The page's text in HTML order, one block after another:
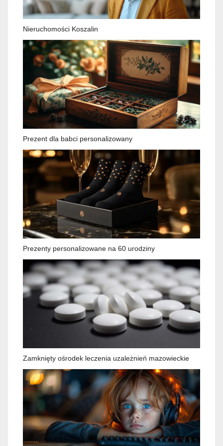
Nieruchomości Koszalin
Prezent dla babci personalizowany
Prezenty personalizowane na 60 urodziny
Zamknięty ośrodek leczenia uzależnień mazowieckie